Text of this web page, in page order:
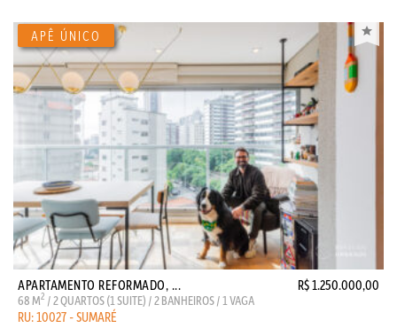
APARTAMENTO REFORMADO, ... R$ 1.250.000,00
68 M2 / 2 QUARTOS (1 SUITE) / 2 BANHEIROS / 1 VAGA
RU: 10027 - SUMARÉ